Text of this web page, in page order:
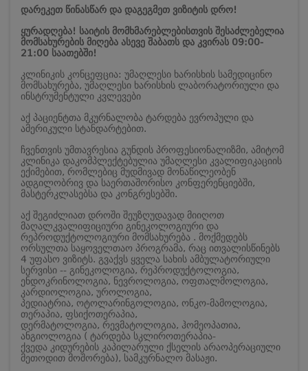
დარეკეთ წინასწარ და დაგეგმეთ ვიზიტის დრო!
ყურადღება! საიტის მომხმარებლებისთვის შესაძლებელია
მომსახურების მიღება ასევე შაბათს და კვირას 09:00-
21:00 საათებში!
კლინიკის კონცეფცია: უმაღლესი ხარისხის სამედიცინო
მომსახურება, უმაღლესი ხარისხის ლაბორატორიული და
ინსტრუმენტული კვლევები
აქ პაციენტთა მკურნალობა ტარდება ევროპული და
ამერიკული სტანდარტებით.
ჩვენთვის უმთავრესია გუნდის პროფესიონალიზმი, ამიტომ
კლინიკა დაკომპლექტებულია უმაღლესი კვალიფიკაციის
ექიმებით, რომლებიც მუდმივად მონაწილეობენ
ადგილობრივ და საერთაშორისო კონფერენციებში,
მასტერკლასებსა და კონგრესებში.
აქ შეგიძლიათ დროში შეუზღუდავად მიიღოთ
მაღალკვალიფიციური გინეკოლოგიური და
რეპროდუქტოლოგიური მომსახურება . მოქმედებს
ორსულთა საყოველთაო პროგრამა, რაც ითვალისწინებს
4 უფასო ვიზიტს. გვაქვს ყველა სახის ამბულატორიული
სერვისი -- გინეკოლოგია, რეპროდუქტოლოგია,
ენდოკრინოლოგია, ნევროლოგია, ოფთალმოლოგია,
კარდიოლოგია, უროლოგია,
პედიატრია, ოტოლარინგოლოგია, ონკო-მამოლოგია,
თერაპია, ფსიქოთერაპია,
დერმატოლოგია, რევმატოლოგია, ჰომეოპათია,
ანგიოლოგია ( ტარდება სკლიროთერაპია-
ქვედა კიდურების კაპილარული ქსელის არაოპერაციული
მეთოდით მოშორება), სამკურნალო მასაჟი.